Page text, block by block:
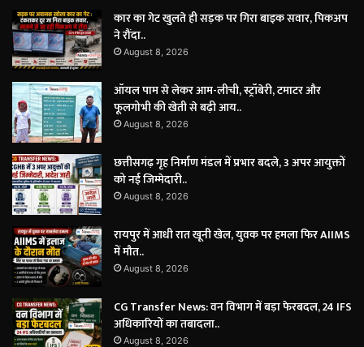
कार का गेट खुलते ही सड़क पर गिरा बाइक सवार, पिकअप
ने रौंदा..
August 8, 2026
ऑयल पाम से लेकर आम-लीची, स्ट्रॉबेरी, टमाटर और
फूलगोभी की खेती से बढ़ी आय..
August 8, 2026
छत्तीसगढ़ गृह निर्माण मंडल में प्रभार बदले, 3 अपर आयुक्तों
को नई जिम्मेदारी..
August 8, 2026
रायपुर में आधी रात खूनी खेल, युवक पर हमला फिर AIIMS
में मौत..
August 8, 2026
CG Transfer News: वन विभाग में बड़ा फेरबदल, 24 IFS
अधिकारियों का तबादला..
August 8, 2026